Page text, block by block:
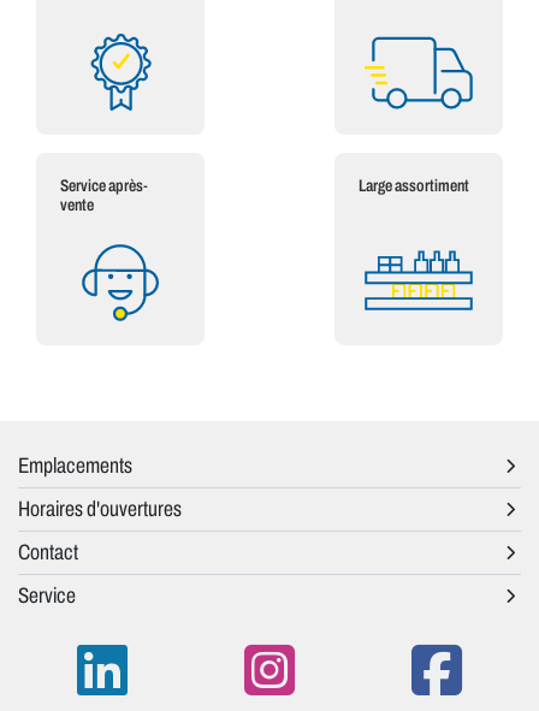
Service après-
vente
Large assortiment
Emplacements
Horaires d'ouvertures
Contact
Service